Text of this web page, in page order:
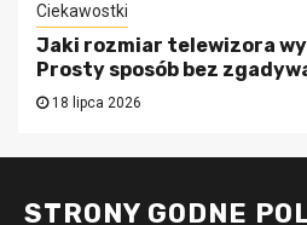
Ciekawostki
Jaki rozmiar telewizora
Prosty sposób bez
18 lipca 2026
STRONY GODNE